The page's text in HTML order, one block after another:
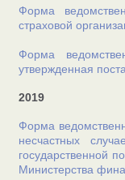
Форма
страховой
Форма
утвержденная
2019
Форма
несчастных
государственной
Министерства